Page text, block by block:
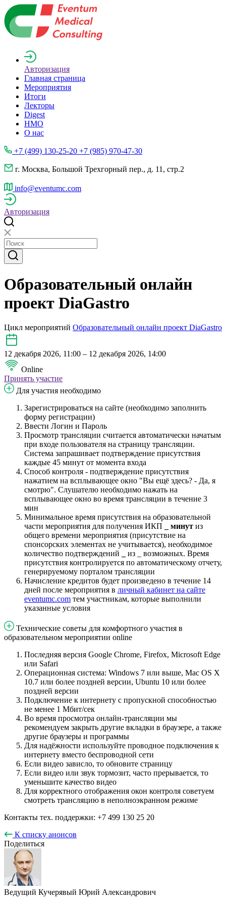
Авторизация
Главная страница
Мероприятия
Итоги
Лекторы
Digest
НМО
О нас
+7 (499) 130-25-20 +7 (985) 970-47-30
г. Москва, Большой Трехгорный пер., д. 11, стр.2
info@eventumc.com
Авторизация
Образовательный онлайн
проект DiaGastro
Цикл мероприятий Образовательный онлайн проект DiaGastro
12 декабря 2026, 11:00 – 12 декабря 2026, 14:00
Online
Принять участие
Для участия необходимо
Зарегистрироваться на сайте (необходимо заполнить
форму регистрации)
Ввести Логин и Пароль
Просмотр трансляции считается автоматически начатым
при входе пользователя на страницу трансляции.
Система запрашивает подтверждение присутствия
каждые 45 минут от момента входа
Способ контроля - подтверждение присутствия
нажатием на всплывающее окно "Вы ещё здесь? - Да, я
смотрю". Слушателю необходимо нажать на
всплывающее окно во время трансляции в течение 3
мин
Минимальное время присутствия на образовательной
части мероприятия для получения ИКП
минут из
общего времени мероприятия (присутствие на
спонсорских элементах не учитывается), необходимое
количество подтверждений
из _ возможных. Время
присутствия контролируется по автоматическому отчету,
генерируемому порталом трансляции
Начисление кредитов будет произведено в течение 14
дней после мероприятия в личный кабинет на сайте
eventumc.com тем участникам, которые выполнили
указанные условия
Технические советы для комфортного участия в
образовательном мероприятии online
Последняя версия Google Chrome, Firefox, Microsoft Edge
или Safari
Операционная система: Windows 7 или выше, Mac OS X
10.7 или более поздней версии, Ubuntu 10 или более
поздней версии
Подключение к интернету с пропускной способностью
не менее 1 Мбит/сек
Во время просмотра онлайн-трансляции мы
рекомендуем закрыть другие вкладки в браузере, а также
другие браузеры и программы
Для надёжности используйте проводное подключения к
интернету вместо беспроводной сети
Если видео зависло, то обновите страницу
Если видео или звук тормозит, часто прерывается, то
уменьшите качество видео
Для корректного отображения окон контроля советуем
смотреть трансляцию в неполноэкранном режиме
Контакты тех. поддержки: +7 499 130 25 20
К списку анонсов
Поделиться
Ведущий Кучерявый Юрий Александрович